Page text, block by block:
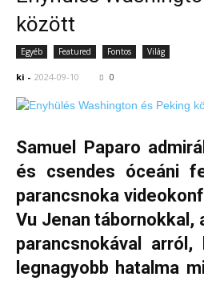
között
Egyéb Featured Fontos Világ
ki - 2024-09-10 0
Samuel Paparo
és csendes óceáni
parancsnoka
Vu Jenan tábornokkal,
parancsnokával
legnagyobb hatalma